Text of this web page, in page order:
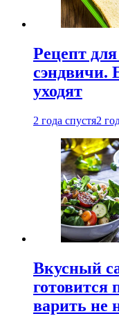
Рецепт
уходят
2 года спустя2
Вкусный
готовится
варить не